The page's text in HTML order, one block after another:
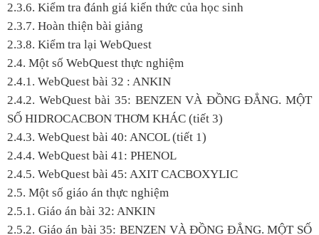
2.3.6. Kiểm tra đánh giá kiến thức của học sinh
2.3.7. Hoàn thiện bài giảng
2.3.8. Kiểm tra lại WebQuest
2.4. Một số WebQuest thực nghiệm
2.4.1. WebQuest bài 32 : ANKIN
2.4.2. WebQuest bài 35: BENZEN VÀ ĐỒNG ĐẲNG. MỘT
SỐ HIDROCACBON THƠM KHÁC (tiết 3)
2.4.3. WebQuest bài 40: ANCOL (tiết 1)
2.4.4. WebQuest bài 41: PHENOL
2.4.5. WebQuest bài 45: AXIT CACBOXYLIC
2.5. Một số giáo án thực nghiệm
2.5.1. Giáo án bài 32: ANKIN
2.5.2. Giáo án bài 35: BENZEN VÀ ĐỒNG ĐẲNG. MỘT SỐ